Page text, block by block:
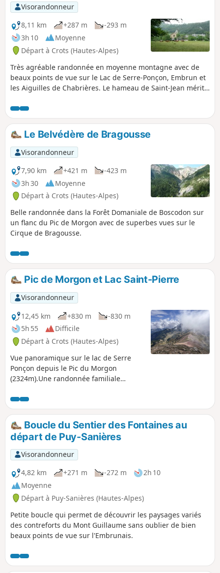
Visorandonneur
8,11 km
+287 m
-293 m
3h 10
Moyenne
Départ à Crots (Hautes-Alpes)
Très agréable randonnée en moyenne montagne avec de
beaux points de vue sur le Lac de Serre-Ponçon, Embrun et
les Aiguilles de Chabrières. Le hameau de Saint-Jean mérite
corbillards communaux (construits et restaurés par l'Aspec)
Le Belvédère de Bragousse
Visorandonneur
7,90 km
+421 m
-423 m
3h 30
Moyenne
Départ à Crots (Hautes-Alpes)
Belle randonnée dans la Forêt Domaniale de Boscodon sur
un flanc du Pic de Morgon avec de superbes vues sur le
Cirque de Bragousse.
Pic de Morgon et Lac Saint-Pierre
Visorandonneur
12,45 km
+830 m
-830 m
5h 55
Difficile
Départ à Crots (Hautes-Alpes)
Vue panoramique sur le lac de Serre
Ponçon depuis le Pic du Morgon
(2324m).Une randonnée familiale
sur la dernière partie. Pour Information:
L'alpage de Morgon est interdit aux
chiens du 15 juin au 15 septembre. Ils
sont tolérés en laisse entre le 15 juillet
et le 15 août. 17.05.2023 : Le parking du
Grand Clos n'est accessible que par
l'Abbaye de Boscodon. En voiture, ne
pas tenter l'accès par un autre itinéraire
GPS. Le parking est payant en journée.
Boucle du Sentier des Fontaines au
départ de Puy-Sanières
Visorandonneur
4,82 km
+271 m -272 m
2h 10
Moyenne
Départ à Puy-Sanières (Hautes-Alpes)
Petite boucle qui permet de découvrir les paysages variés
des contreforts du Mont Guillaume sans oublier de bien
beaux points de vue sur l'Embrunais.